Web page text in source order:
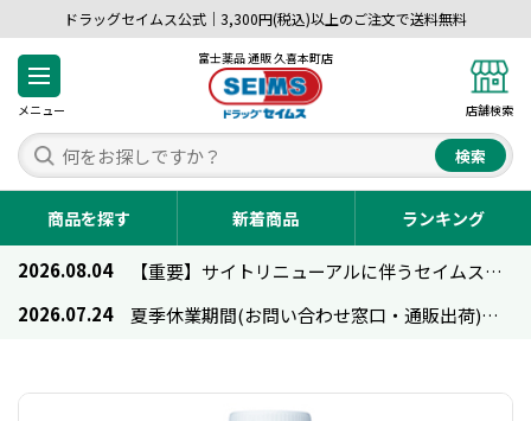
ドラッグセイムス公式｜3,300円(税込)以上のご注文で送料無料
メニュー
富士薬品 通販 久喜本町店
店舗検索
検索
商品を探す 新着商品 ランキング
2026.08.04
【重要】サイトリニューアルに伴うセイムス通販のご利用について
2026.07.24
夏季休業期間(お問い合わせ窓口・通販出荷)のお知らせ